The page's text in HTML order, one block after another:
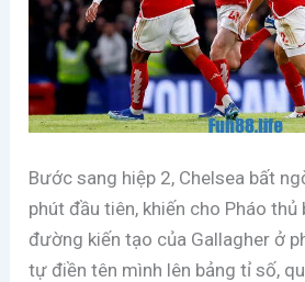
Bước sang hiệp 2, Chelsea bất
phút đầu tiên, khiến cho Pháo
đường kiến tạo của Gallagher ở
tự điền tên mình lên bảng tỉ số,